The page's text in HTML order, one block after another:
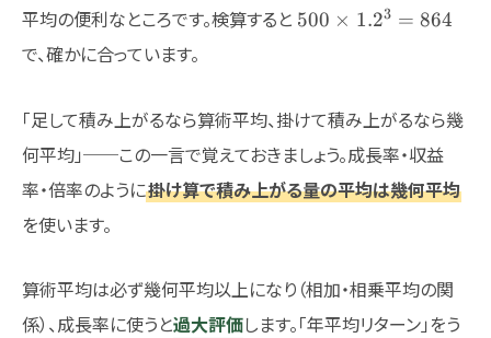
平均の便利なところです。検算すると 500
500 × 1.23 = 864
で、確かに合っています。
「足して積み上がるなら算術平均、掛けて積み上がるなら幾
何平均」──この一言で覚えておきましょう。成長率・収益
率・倍率のように掛け算で積み上がる量の平均は幾何平均
を使います。
算術平均は必ず幾何平均以上になり（相加・相乗平均の関
係）、成長率に使うと過大評価します。「年平均リターン」をう